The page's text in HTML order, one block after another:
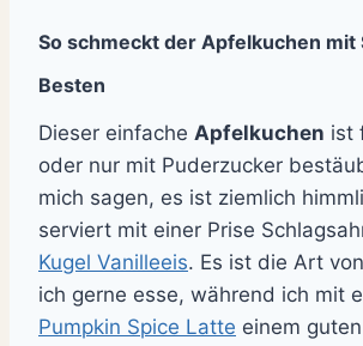
So schmeckt der Apfelkuchen mit
Besten
Dieser einfache Apfelkuchen ist
oder nur mit Puderzucker
mich sagen, es ist ziemlich
serviert mit einer Prise
Kugel Vanilleeis. Es ist die Art
ich gerne esse, während ich mit
Pumpkin Spice Latte einem